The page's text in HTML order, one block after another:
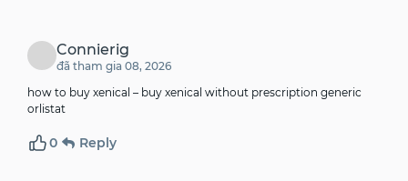
Connierig
đã tham gia 08, 2026
how to buy xenical – buy xenical without prescription generic
orlistat
0 Reply